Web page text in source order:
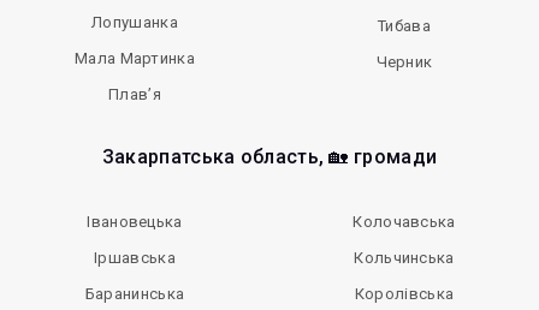
Лопушанка
Мала Мартинка
Плав’я
Тибава
Черник
Закарпатська область, 🏡 громади
Івановецька
Іршавська
Баранинська
Колочавська
Кольчинська
Королівська